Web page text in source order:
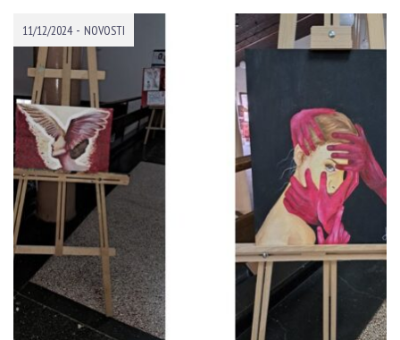
11/12/2024 - NOVOSTI